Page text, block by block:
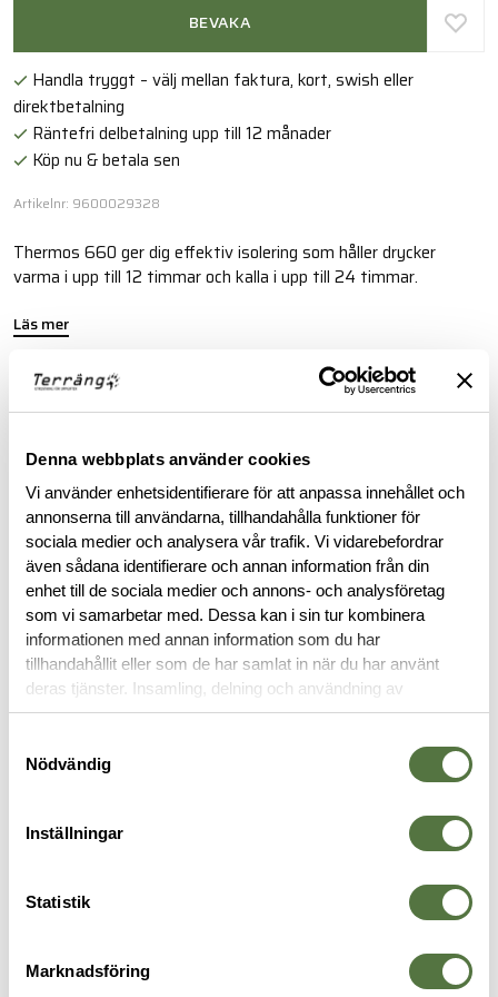
Denna webbplats använder cookies
Vi använder enhetsidentifierare för att anpassa innehållet och
annonserna till användarna, tillhandahålla funktioner för
sociala medier och analysera vår trafik. Vi vidarebefordrar
även sådana identifierare och annan information från din
enhet till de sociala medier och annons- och analysföretag
som vi samarbetar med. Dessa kan i sin tur kombinera
informationen med annan information som du har
tillhandahållit eller som de har samlat in när du har använt
deras tjänster. Insamling, delning och användning av
personuppgifter kan användas för personalisering av
Nödvändig
Inställningar
Statistik
Marknadsföring
BEVAKA
Handla tryggt – välj mellan faktura, kort, swish eller
direktbetalning
Räntefri delbetalning upp till 12 månader
Köp nu & betala sen
Artikelnr: 9600029328
Thermos 660 ger dig effektiv isolering som håller drycker
varma i upp till 12 timmar och kalla i upp till 24 timmar.
Läs mer
FINNS I FÖLJANDE FÄRGER
BESKRIVNING
RECENSIONER
OM VARUMÄRKET